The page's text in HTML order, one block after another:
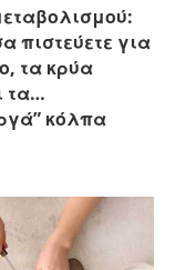
πιστεύετε για
τα κρύα
τα…
κόλπα